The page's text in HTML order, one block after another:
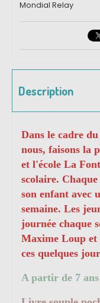
Mondial Relay
Description
Dans le cadre
nous, faisons la
et l'école La
scolaire.
son enfant avec
semaine. Les
journée chaque
Maxime Loup et
ces quelques
A partir de 7 ans